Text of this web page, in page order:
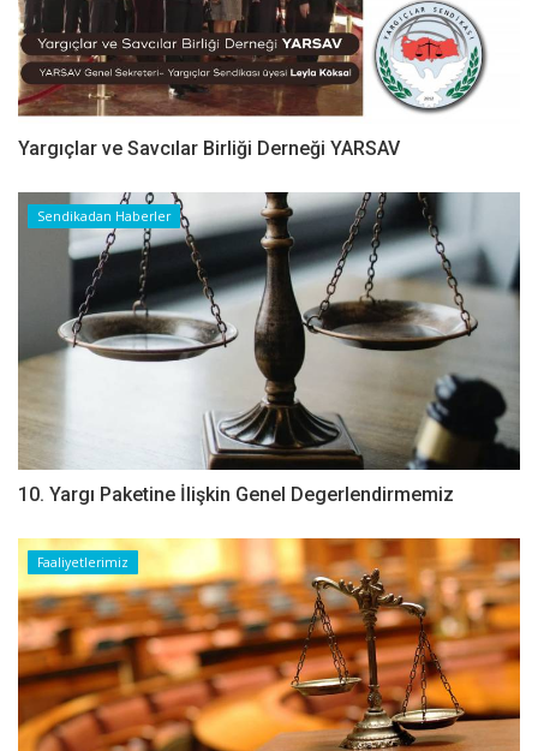
Yargıçlar ve Savcılar Birliği Derneği YARSAV
Sendikadan Haberler
10. Yargı Paketine İlişkin Genel Degerlendirmemiz
Faaliyetlerimiz